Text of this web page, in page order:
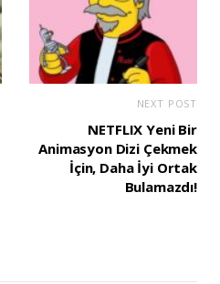
NEXT POST
NETFLIX Yeni Bir
Animasyon Dizi Çekmek
İçin, Daha İyi Ortak
Bulamazdı!